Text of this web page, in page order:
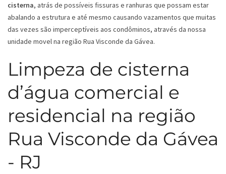
cisterna, atrás de possíveis fissuras e ranhuras que possam estar
abalando a estrutura e até mesmo causando vazamentos que muitas
das vezes são imperceptíveis aos condôminos, através da nossa
unidade movel na região Rua Visconde da Gávea.
Limpeza de cisterna
d’água comercial e
residencial na região
Rua Visconde da Gávea
- RJ